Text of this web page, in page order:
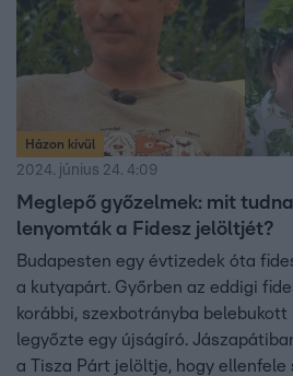
Házon kívül
2024. június 24. 4:09
Meglepő győzelmek: mit
lenyomták a Fidesz jelöltjét?
Budapesten egy évtizedek óta
a kutyapárt. Győrben az eddigi
korábbi, szexbotrányba
legyőzte egy újságíró.
a Tisza Párt jelöltje, hogy ellenfele